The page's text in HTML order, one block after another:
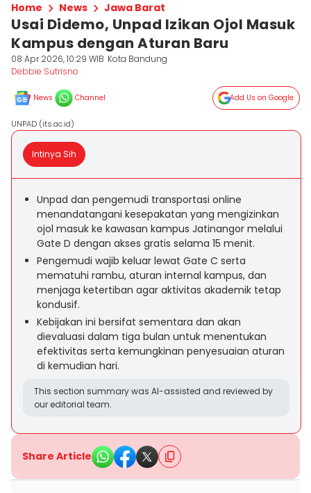
Home News Jawa Barat
Usai Didemo, Unpad Izikan Ojol Masuk
Kampus dengan Aturan Baru
08 Apr 2026, 10:29 WIB Kota Bandung
Debbie Sutrisno
News Channel Add Us on Google
UNPAD (its.ac.id)
Intinya Sih
Unpad dan pengemudi transportasi online
menandatangani kesepakatan yang mengizinkan
ojol masuk ke kawasan kampus Jatinangor melalui
Gate D dengan akses gratis selama 15 menit.
Pengemudi wajib keluar lewat Gate C serta
mematuhi rambu, aturan internal kampus, dan
menjaga ketertiban agar aktivitas akademik tetap
kondusif.
Kebijakan ini bersifat sementara dan akan
dievaluasi dalam tiga bulan untuk menentukan
efektivitas serta kemungkinan penyesuaian aturan
di kemudian hari.
This section summary was AI-assisted and reviewed by
our editorial team.
Share Article